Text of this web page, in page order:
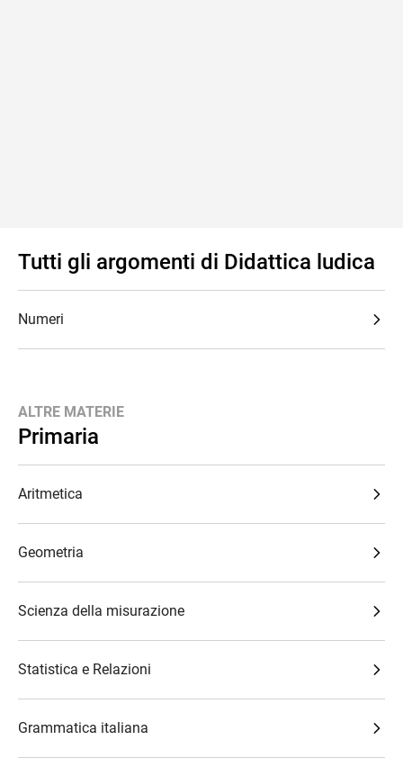
Tutti gli argomenti di Didattica ludica
Numeri
ALTRE MATERIE
Primaria
Aritmetica
Geometria
Scienza della misurazione
Statistica e Relazioni
Grammatica italiana